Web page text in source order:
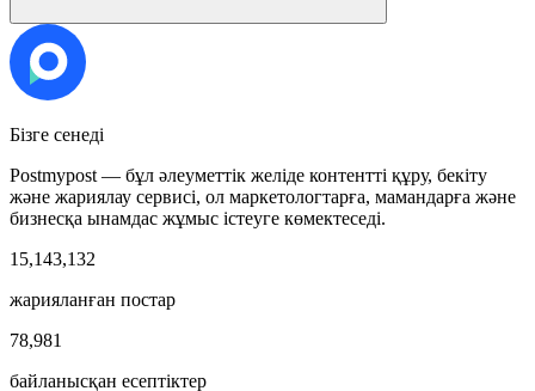
Бізге сенеді
Postmypost — бұл әлеуметтік желіде контентті құру, бекіту
және жариялау сервисі, ол маркетологтарға, мамандарға және
бизнесқа ынамдас жұмыс істеуге көмектеседі.
15,143,132
жарияланған постар
78,981
байланысқан есептіктер